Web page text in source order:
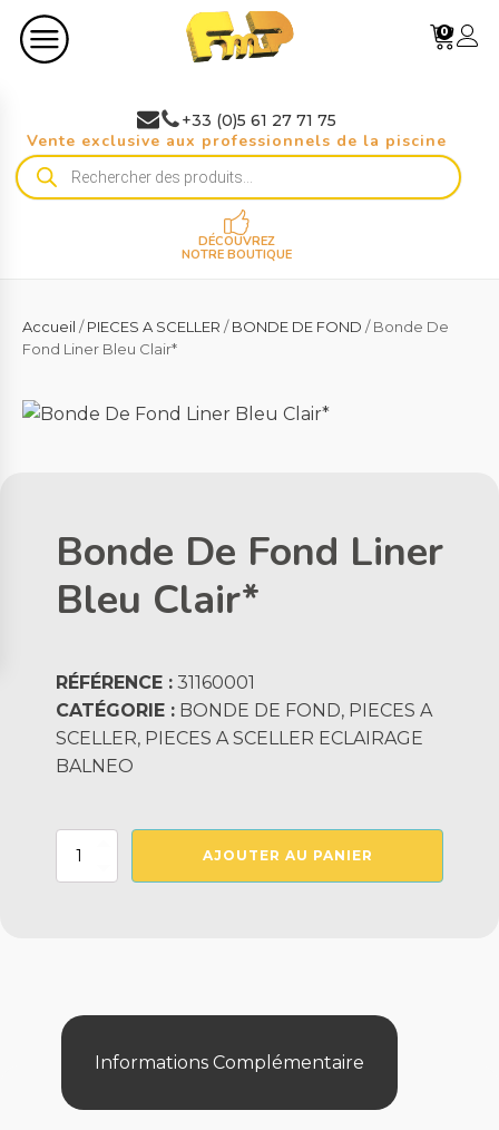
0
+33 (0)5 61 27 71 75
Vente exclusive aux professionnels de la piscine
Recherche
de
DÉCOUVREZ
NOTRE BOUTIQUE
Accueil /PIECES A SCELLER /BONDE DE FOND / Bonde De
Fond Liner Bleu Clair*
Bonde De Fond Liner
Bleu Clair*
RÉFÉRENCE : 31160001
CATÉGORIE : BONDE DE FOND, PIECES A
SCELLER, PIECES A SCELLER ECLAIRAGE
BALNEO
quantité
AJOUTER AU PANIER
Informations Complémentaire